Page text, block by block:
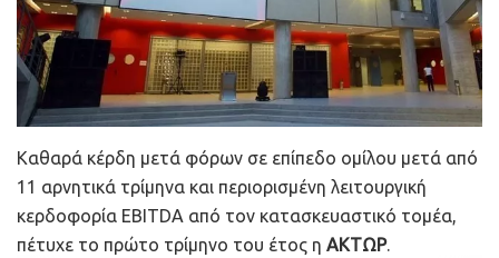
Καθαρά κέρδη μετά φόρων σε επίπεδο ομίλου μετά από
11 αρνητικά τρίμηνα και περιορισμένη λειτουργική
κερδοφορία EBITDA από τον κατασκευαστικό τομέα,
πέτυχε το πρώτο τρίμηνο του έτος η ΑΚΤΩΡ.